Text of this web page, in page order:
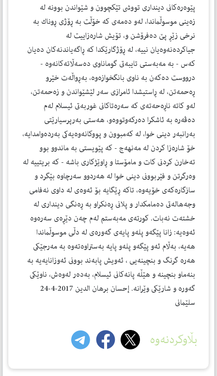
پێوه‌ره‌كانى ديندارى تووشى تێكچوون و شێواندن بوونه‌ له‌
زه‌ينى موسوڵماندا، له‌و ده‌مه‌ى كه‌ خۆڵت به‌ ڕۆژى ڕوناك به‌
نرخى زێڕ پێ ده‌فرۆشن و، تۆيش شاره‌زاييت له‌
جياكرده‌نه‌وه‌يان نييه‌، له‌ ڕۆژگارێكدا كه‌ ڕاگه‌ياندنه‌كان ده‌يان
كه‌س - به‌ مه‌به‌ستى تايبه‌تى گوماناوى ده‌سه‌ڵاته‌كانه‌وه‌ -
درووست ده‌كه‌ن به‌ ناوى بانگخوازه‌وه‌، به‌ڕواڵه‌ت خێرو
ڕه‌حمه‌تن، له‌ ڕاستيشدا ئامرازى سه‌ر لێشێواندن و زه‌حمه‌تن،
له‌و كاته‌ ناڕه‌حه‌ته‌ى كه‌ سه‌ره‌تاكانى غوربه‌تى ئيسلام له‌م
ده‌ڤه‌ره‌ به‌ ئاشكرا ده‌ركه‌وتووه‌و، هه‌ستى به‌رپرسيارێتى
به‌رانبه‌ر دينى خوا، له‌ كه‌مبوون و پووكانه‌وه‌يه‌كى به‌رده‌وامدايه‌،
خۆ شاره‌زا كردن له‌ مه‌نهه‌ج - كه‌ پێويستى به‌ ماندوو بوو
ته‌خارن كردنى كات و مامۆستا و ڕاوێژكارى باشه‌ - كه‌ بريتييه‌ له‌
وه‌رگرتن و فێربوونى دينى خوا له‌ هه‌ردوو سه‌رچاوه‌ بێگرد و
سازگاره‌كه‌ى خۆيه‌وه‌، تاكه‌ ڕێگايه‌ بۆ ئه‌وه‌ى له‌ داوى نه‌فامى
وجه‌هاله‌تى ده‌مامكدار و پلانى ڕه‌نكراو به‌ ڕه‌نگى ديندارى له‌
خشته‌ت نه‌بات. كورته‌ى مه‌به‌ستم له‌م چه‌ن دێڕه‌ى سه‌ره‌وه‌
ئه‌وه‌يه‌: زانا پێگه‌و پله‌و پايه‌ى گه‌وره‌ى له‌ دڵى موسوڵماندا
هه‌يه‌، به‌ڵام ئه‌و پێگه‌و پله‌و پايه‌ به‌ستراوه‌ته‌وه‌ به‌ مه‌رجێكى
هه‌ره‌ گرنگ و بنچينه‌يى ، ئه‌ويش پابه‌ند بوونى ئه‌وزانايه‌يه‌ به‌
بنه‌ماو بنچينه‌ و هێڵه‌ پانه‌كانى ئيسلام، به‌ده‌ر له‌وه‌ش، ناوێكى
گه‌وره‌ و شارێكى وێرانه‌. إحسان برهان الدين 2017-4-24
سلێمانى
بڵاوکردنەوە